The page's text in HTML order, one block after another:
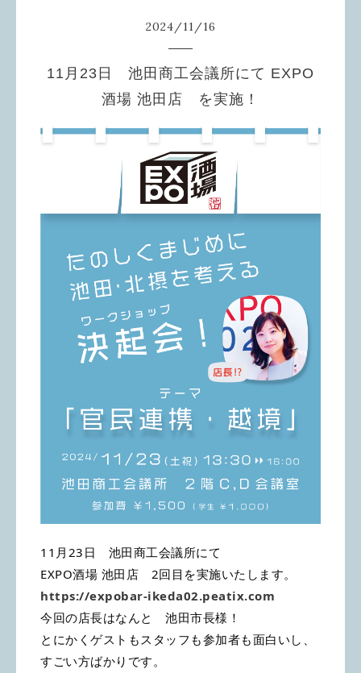
2024/11/16
11月23日 池田商工会議所にて EXPO
酒場 池田店 を実施！
11月23日 池田商工会議所にて
EXPO酒場 池田店 2回目を実施いたします。
https://expobar-ikeda02.peatix.com
今回の店長はなんと 池田市長様！
とにかくゲストもスタッフも参加者も面白いし、
すごい方ばかりです。